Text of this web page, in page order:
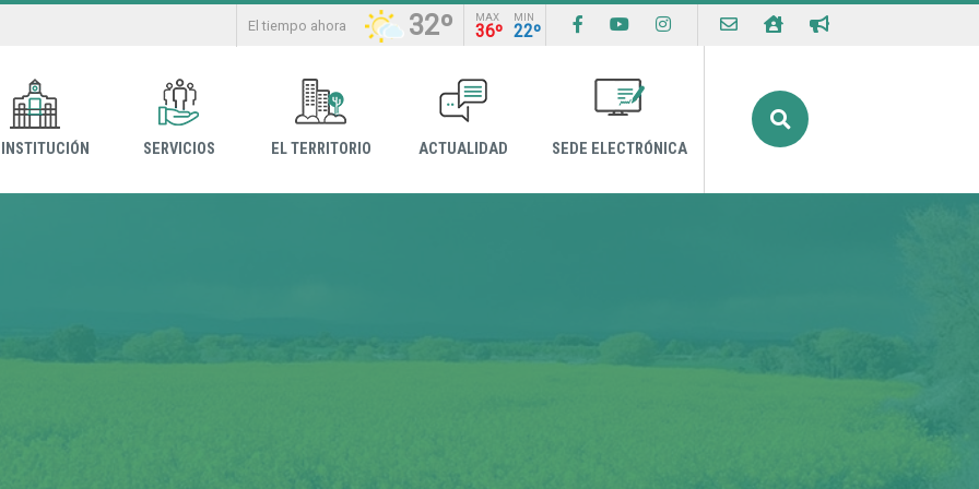
El tiempo ahora 32º MAX
36º
MIN
22º
SERVICIOS EL TERRITORIO ACTUALIDAD SEDE ELECTRÓNICA